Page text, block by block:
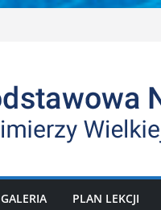
GALERIA PLAN LEKCJI